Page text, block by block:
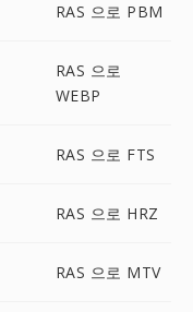
RAS 으로 PBM
RAS 으로
WEBP
RAS 으로 FTS
RAS 으로 HRZ
RAS 으로 MTV